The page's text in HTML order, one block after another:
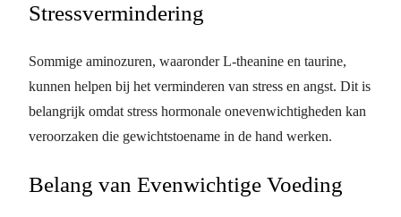
Stressvermindering
Sommige aminozuren, waaronder L-theanine en taurine,
kunnen helpen bij het verminderen van stress en angst. Dit is
belangrijk omdat stress hormonale onevenwichtigheden kan
veroorzaken die gewichtstoename in de hand werken.
Belang van Evenwichtige Voeding